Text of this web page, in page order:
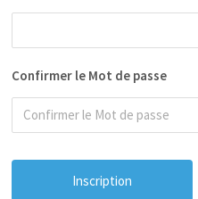
Confirmer le Mot de passe